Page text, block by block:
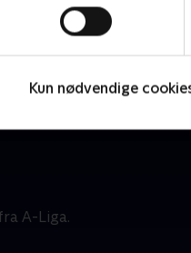
Kun nødvendige
A-Liga.